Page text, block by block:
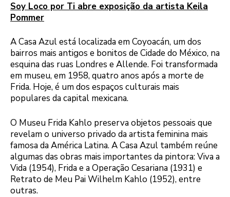
Soy Loco por Ti abre exposição da artista Keila
Pommer
A Casa Azul está localizada em Coyoacán, um dos
bairros mais antigos e bonitos de Cidade do México, na
esquina das ruas Londres e Allende. Foi transformada
em museu, em 1958, quatro anos após a morte de
Frida. Hoje, é um dos espaços culturais mais
populares da capital mexicana.
O Museu Frida Kahlo preserva objetos pessoais que
revelam o universo privado da artista feminina mais
famosa da América Latina. A Casa Azul também reúne
algumas das obras mais importantes da pintora: Viva a
Vida (1954), Frida e a Operação Cesariana (1931) e
Retrato de Meu Pai Wilhelm Kahlo (1952), entre
outras.